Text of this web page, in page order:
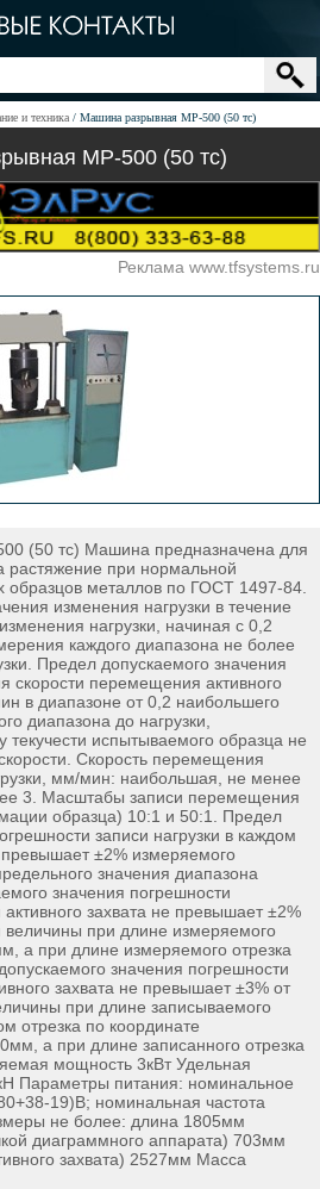
и техника Машина разрывная МР-500 (50 тс)
МР-500 (50 тс)
Реклама www.tfsystems.ru
(50 тс) Машина предназначена для
растяжение при нормальной
образцов металлов по ГОСТ 1497-84.
изменения нагрузки в течение
нагрузки, начиная с 0,2
каждого диапазона не более
Предел допускаемого значения
скорости перемещения активного
в диапазоне от 0,2 наибольшего
диапазона до нагрузки,
текучести испытываемого образца не
Скорость перемещения
мм/мин: наибольшая, не менее
3. Масштабы записи перемещения
образца) 10:1 и 50:1. Предел
записи нагрузки в каждом
±2% измеряемого
значения диапазона
значения погрешности
захвата не превышает ±2%
величины при длине измеряемого
а при длине измеряемого отрезка
значения погрешности
захвата не превышает ±3% от
при длине записываемого
отрезка по координате
а при длине записанного отрезка
мощность 3кВт Удельная
Параметры питания: номинальное
19)В; номинальная частота
не более: длина 1805мм
диаграммного аппарата) 703мм
захвата) 2527мм Масса